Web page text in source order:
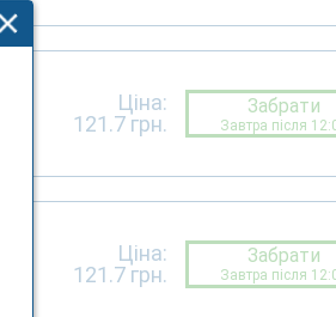
Ціна:
121.7 грн.
Забрати
Завтра після
Ціна:
121.7грн.
Забрати
Завтра після